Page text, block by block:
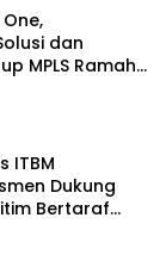
dan
MPLS Ramah
ITBM
Dukung
Bertaraf